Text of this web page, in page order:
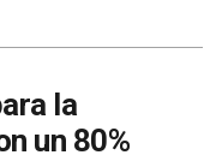
la
un 80%